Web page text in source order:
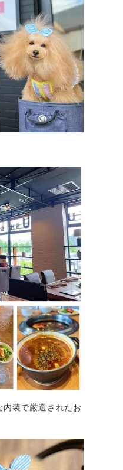
装で厳選されたお